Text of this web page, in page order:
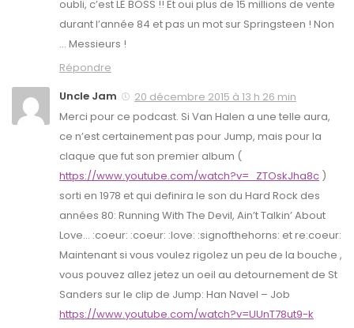
oubli, c’est LE BOSS !! Et oui plus de 15 millions de vente
durant l’année 84 et pas un mot sur Springsteen ! Non
… Messieurs !
Répondre
Uncle Jam
20 décembre 2015 à 13 h 26 min
Merci pour ce podcast. Si Van Halen a une telle aura,
ce n’est certainement pas pour Jump, mais pour la
claque que fut son premier album (
https://www.youtube.com/watch?v=_ZTOskJha8c )
sorti en 1978 et qui definira le son du Hard Rock des
années 80: Running With The Devil, Ain’t Talkin’ About
Love… :coeur: :coeur: :love: :signofthehorns: et re:coeur:
Maintenant si vous voulez rigolez un peu de la bouche ,
vous pouvez allez jetez un oeil au detournement de St
Sanders sur le clip de Jump: Han Navel – Job
https://www.youtube.com/watch?v=UUnT78ut9-k